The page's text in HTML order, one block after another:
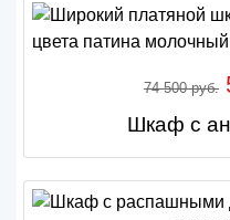
74 500 руб.
Шкаф с